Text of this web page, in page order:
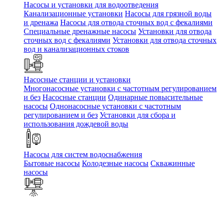
Насосы и установки для водоотведения
Канализационные установки Насосы для грязной воды
и дренажа Насосы для отвода сточных вод c фекалиями
Специальные дренажные насосы Установки для отвода
сточных вод c фекалиями Установки для отвода сточных
вод и канализационных стоков
Насосные станции и установки
Многонасосные установки с частотным регулированием
и без Насосные станции Одинарные повысительные
насосы Однонасосные установки с частотным
регулированием и без Установки для сбора и
использования дождевой воды
Насосы для систем водоснабжения
Бытовые насосы Колодезные насосы Скважинные
насосы